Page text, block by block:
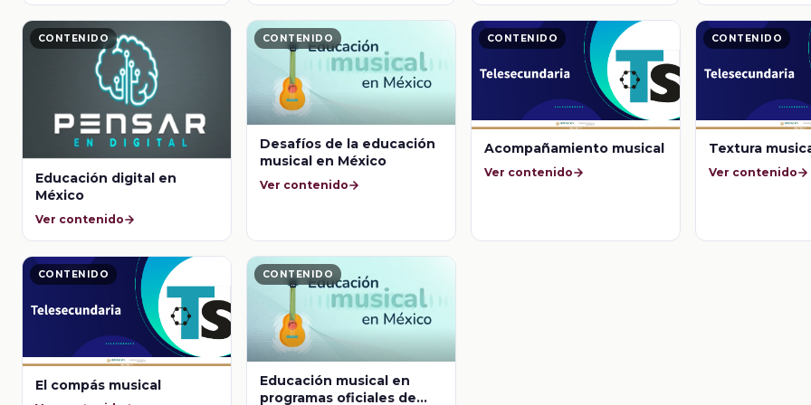
CONTENIDO
Educación digital en
México
Ver contenido
CONTENIDO
Desafíos de la educación
musical en México
Ver contenido
CONTENIDO
Acompañamiento musical
Ver contenido
CONTENIDO
Textura
Ver contenido
CONTENIDO
El compás musical
CONTENIDO
Educación musical en
programas oficiales de